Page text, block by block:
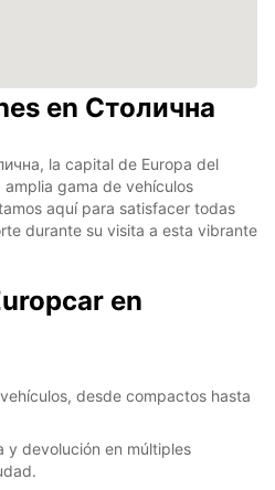
en Столична
la capital de Europa del
amplia gama de vehículos
aquí para satisfacer todas
durante su visita a esta vibrante
en
desde compactos hasta
y devolución en múltiples